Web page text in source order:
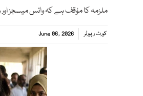
ملزمہ کا مؤقف ہے کہ وائس میسجز
کورٹ رپورٹر June 06, 2026